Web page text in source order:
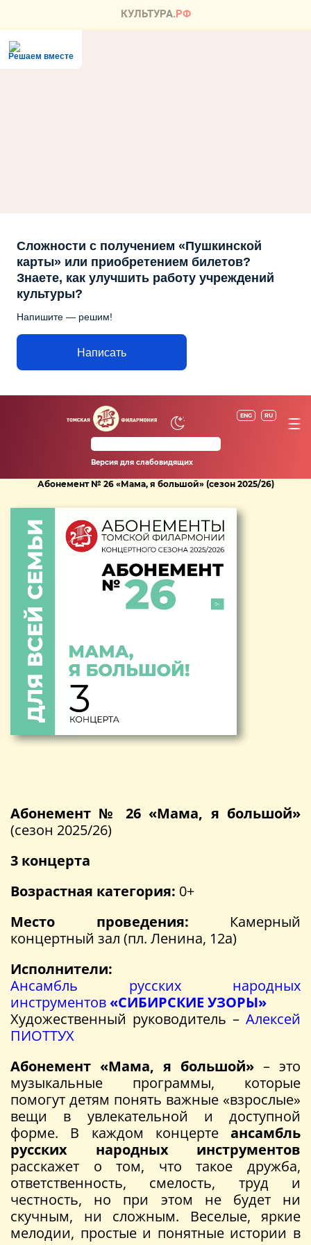
Решаем вместе
Сложности с получением «Пушкинской
карты» или приобретением билетов?
Знаете, как улучшить работу учреждений
культуры?
Напишите — решим!
Написать
ENG RU
Версия для слабовидящих
Абонемент № 26 «Мама, я большой» (сезон 2025/26)
Абонемент № 26 «Мама, я большой»
(сезон 2025/26)
3 концерта
Возрастная категория: 0+
Место проведения: Камерный
концертный зал (пл. Ленина, 12а)
Исполнители:
Ансамбль русских народных
инструментов«СИБИРСКИЕ УЗОРЫ»
Художественный руководитель – Алексей
ПИОТТУХ
Абонемент «Мама, я большой» – это
музыкальные программы, которые
помогут детям понять важные «взрослые»
вещи в увлекательной и доступной
форме. В каждом концерте ансамбль
русских народных инструментов
расскажет о том, что такое дружба,
ответственность, смелость, труд и
честность, но при этом не будет ни
скучным, ни сложным. Веселые, яркие
мелодии, простые и понятные истории в